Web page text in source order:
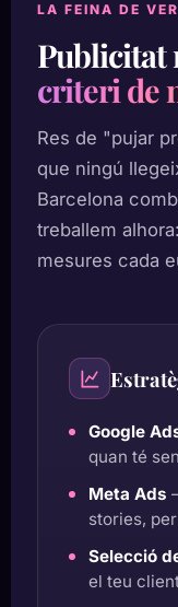
LA FEINA DE
Publicitat
criteri de
Res de "pujar
que ningú
Barcelona
treballem
mesures cada
Google
quan té
Meta Ads
stories,
Selecció
el teu